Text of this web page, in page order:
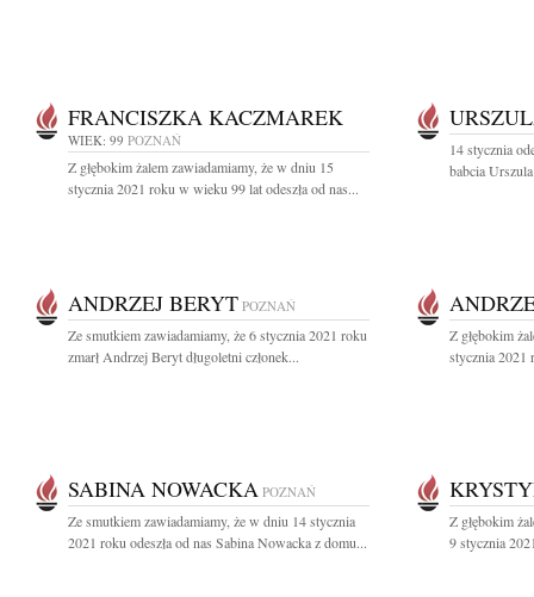
FRANCISZKA KACZMAREK
WIEK: 99 POZNAŃ
Z głębokim żalem zawiadamiamy, że w dniu 15
stycznia 2021 roku w wieku 99 lat odeszła od nas...
14 stycznia
babcia
ANDRZEJ BERYT POZNAŃ
Ze smutkiem zawiadamiamy, że 6 stycznia 2021 roku
zmarł Andrzej Beryt długoletni członek...
Z głębokim
stycznia 2021
SABINA NOWACKA POZNAŃ
Ze smutkiem zawiadamiamy, że w dniu 14 stycznia
2021 roku odeszła od nas Sabina Nowacka z domu...
Z głębokim
9 stycznia